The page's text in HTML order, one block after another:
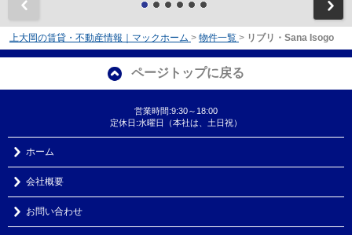
上大岡の賃貸・不動産情報｜マックホーム > 物件一覧 > リブリ・Sana Isogo
ページトップに戻る
営業時間:9:30～18:00
定休日:水曜日（本社は、土日祝）
ホーム
会社概要
お問い合わせ